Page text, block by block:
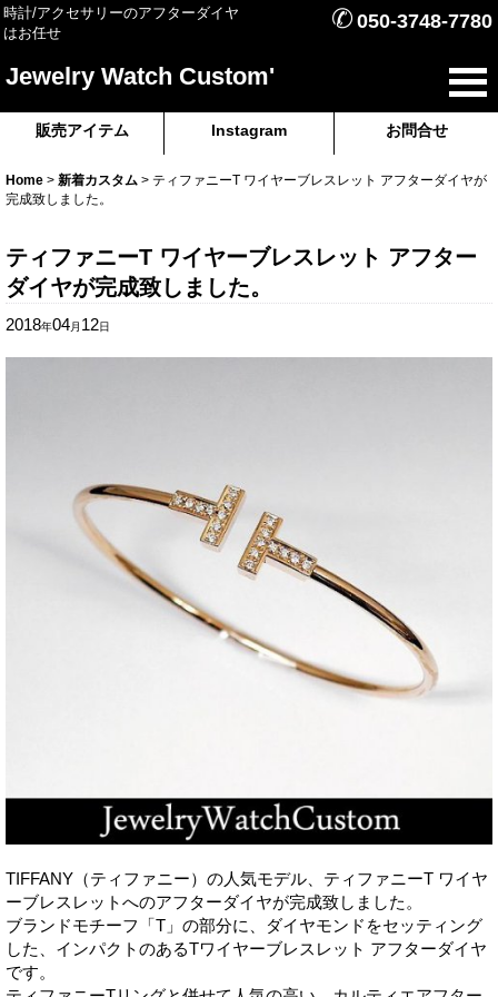
時計/アクセサリーのアフターダイヤ
はお任せ
✆ 050-3748-7780
Jewelry Watch Custom'
販売アイテム Instagram お問合せ
Home > 新着カスタム > ティファニーT ワイヤーブレスレット アフターダイヤが
完成致しました。
ティファニーT ワイヤーブレスレット アフター
ダイヤが完成致しました。
2018年04月 12日
TIFFANY（ティファニー）の人気モデル、ティファニーT ワイヤ
ーブレスレットへのアフターダイヤが完成致しました。
ブランドモチーフ「T」の部分に、ダイヤモンドをセッティング
した、インパクトのあるTワイヤーブレスレット アフターダイヤ
です。